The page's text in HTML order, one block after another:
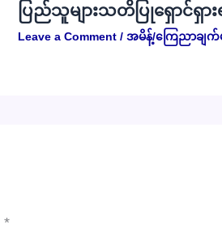
ပြည်သူများသတိပြုရှောင်ရှ
Leave a Comment / အမိန့်/ကြေညာချက်မ